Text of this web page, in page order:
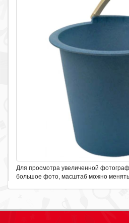
Для просмотра увеличенной
большое фото, масштаб можно